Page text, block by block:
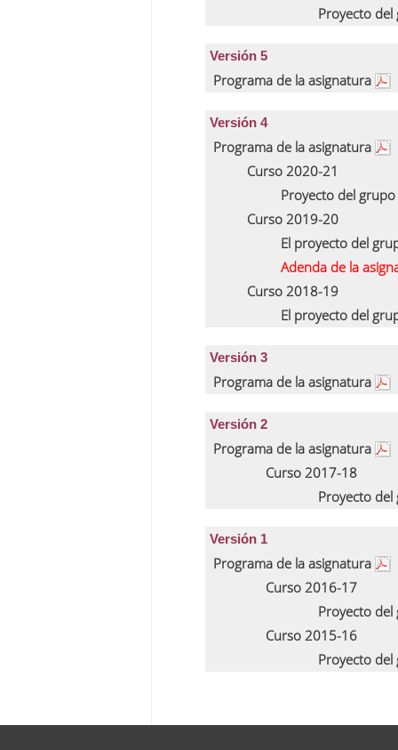
Proyecto
Versión 5
Programa de la asignatura
Versión 4
Programa de la asignatura
Curso 2020-21
Proyecto del
Curso 2019-20
El proyecto del
Adenda de la
Curso 2018-19
El proyecto del
Versión 3
Programa de la asignatura
Versión 2
Programa de la asignatura
Curso 2017-18
Proyecto
Versión 1
Programa de la asignatura
Curso 2016-17
Proyecto
Curso 2015-16
Proyecto